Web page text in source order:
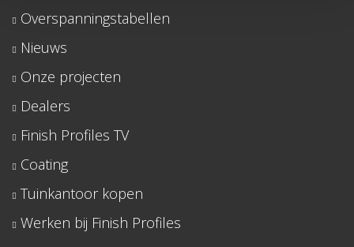
Overspanningstabellen
Nieuws
Onze projecten
Dealers
Finish Profiles TV
Coating
Tuinkantoor kopen
Werken bij Finish Profiles